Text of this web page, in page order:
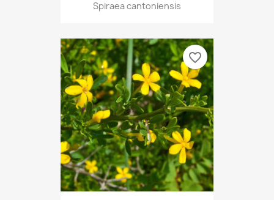
Spiraea cantoniensis
favorite_border